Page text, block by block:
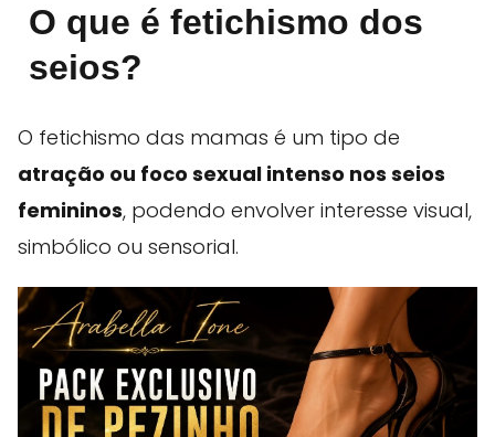
O que é fetichismo dos
seios?
O fetichismo das mamas é um tipo de
atração ou foco sexual intenso nos seios
femininos, podendo envolver interesse visual,
simbólico ou sensorial.